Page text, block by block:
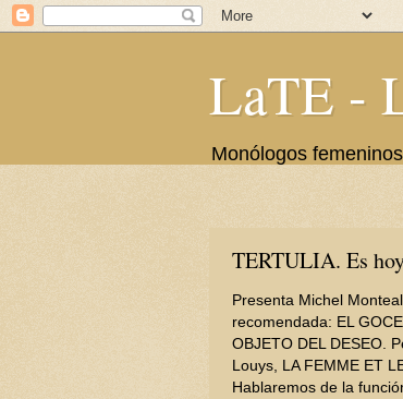
LaTE -
Monólogos
TERTULIA. Es
Presenta Michel
recomendada: EL
OBJETO DEL DESEO.
Louys, LA FEMME ET
Hablaremos de la